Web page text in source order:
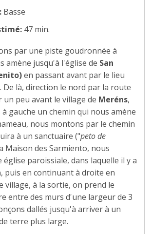
Basse
47 min.
par une piste goudronnée à
amène jusqu'à l'église de San
en passant avant par le lieu
. De là, direction le nord par la route
peu avant le village de Meréns,
gauche un chemin qui nous amène
nous montons par le chemin
à un sanctuaire ("peto de
Maison des Sarmiento, nous
paroissiale, dans laquelle il y a
puis en continuant à droite en
village, à la sortie, on prend le
entre des murs d'une largeur de 3
dallés jusqu'à arriver à un
terre plus large.